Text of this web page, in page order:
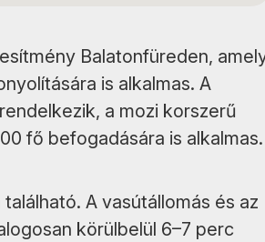
Balatonfüreden,
is alkalmas. A
a mozi korszerű
fő befogadására is alkalmas.
A vasútállomás és az
körülbelül 6–7 perc